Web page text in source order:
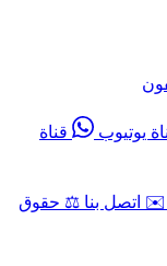
يوتيوب
قناة
✉️ اتصل بنا ⚖️ حقوق